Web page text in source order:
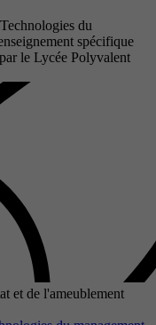
du
spécifique
le Lycée Polyvalent
et de l'ameublement